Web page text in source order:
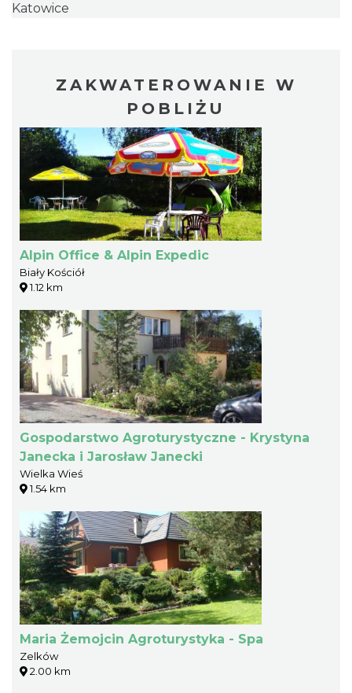
Katowice
ZAKWATEROWANIE W
POBLIŻU
Alpin Office & Alpin Expedic
Biały Kościół
1.12 km
Gospodarstwo Agroturystyczne - Krystyna
Janecka i Jarosław Janecki
Wielka Wieś
1.54 km
Maria Żemojcin Agroturystyka - Spa
Zelków
2.00 km